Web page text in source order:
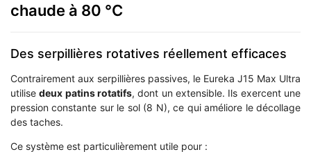
chaude à 80 °C
Des serpillières rotatives réellement efficaces
Contrairement aux serpillières passives, le Eureka J15 Max Ultra
utilisedeux patins rotatifs, dont un extensible. Ils exercent une
pression constante sur le sol (8 N), ce qui améliore le décollage
des taches.
Ce système est particulièrement utile pour :